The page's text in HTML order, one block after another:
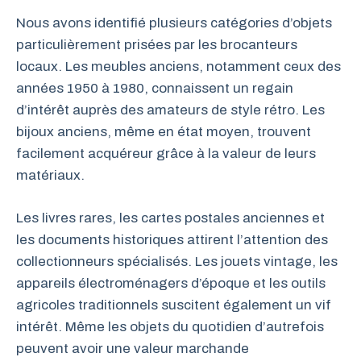
Nous avons identifié plusieurs catégories d’objets
particulièrement prisées par les brocanteurs
locaux. Les meubles anciens, notamment ceux des
années 1950 à 1980, connaissent un regain
d’intérêt auprès des amateurs de style rétro. Les
bijoux anciens, même en état moyen, trouvent
facilement acquéreur grâce à la valeur de leurs
matériaux.
Les livres rares, les cartes postales anciennes et
les documents historiques attirent l’attention des
collectionneurs spécialisés. Les jouets vintage, les
appareils électroménagers d’époque et les outils
agricoles traditionnels suscitent également un vif
intérêt. Même les objets du quotidien d’autrefois
peuvent avoir une valeur marchande